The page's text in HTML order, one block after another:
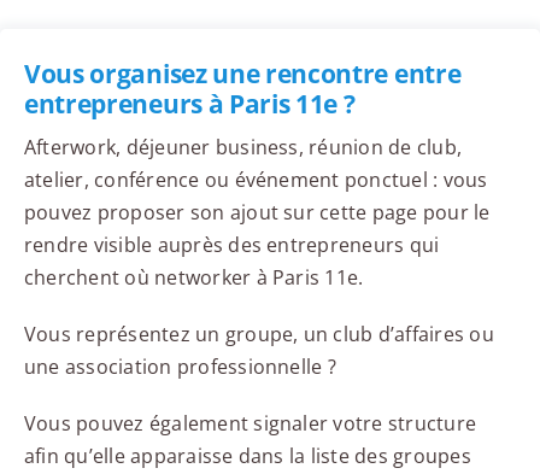
Vous organisez une rencontre entre
entrepreneurs à Paris 11e ?
Afterwork, déjeuner business, réunion de club,
atelier, conférence ou événement ponctuel : vous
pouvez proposer son ajout sur cette page pour le
rendre visible auprès des entrepreneurs qui
cherchent où networker à Paris 11e.
Vous représentez un groupe, un club d’affaires ou
une association professionnelle ?
Vous pouvez également signaler votre structure
afin qu’elle apparaisse dans la liste des groupes